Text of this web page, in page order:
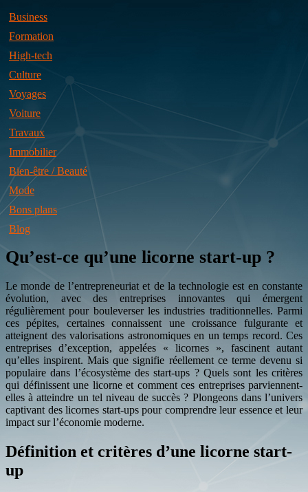
Business
Formation
High-tech
Culture
Voyages
Voiture
Travaux
Immobilier
Bien-être / Beauté
Mode
Bons plans
Blog
Qu’est-ce qu’une licorne start-up ?
Le monde de l’entrepreneuriat et de la technologie est en constante
évolution, avec des entreprises innovantes qui émergent
régulièrement pour bouleverser les industries traditionnelles. Parmi
ces pépites, certaines connaissent une croissance fulgurante et
atteignent des valorisations astronomiques en un temps record. Ces
entreprises d’exception, appelées « licornes », fascinent autant
qu’elles inspirent. Mais que signifie réellement ce terme devenu si
populaire dans l’écosystème des start-ups ? Quels sont les critères
qui définissent une licorne et comment ces entreprises parviennent-
elles à atteindre un tel niveau de succès ? Plongeons dans l’univers
captivant des licornes start-ups pour comprendre leur essence et leur
impact sur l’économie moderne.
Définition et critères d’une licorne start-
up